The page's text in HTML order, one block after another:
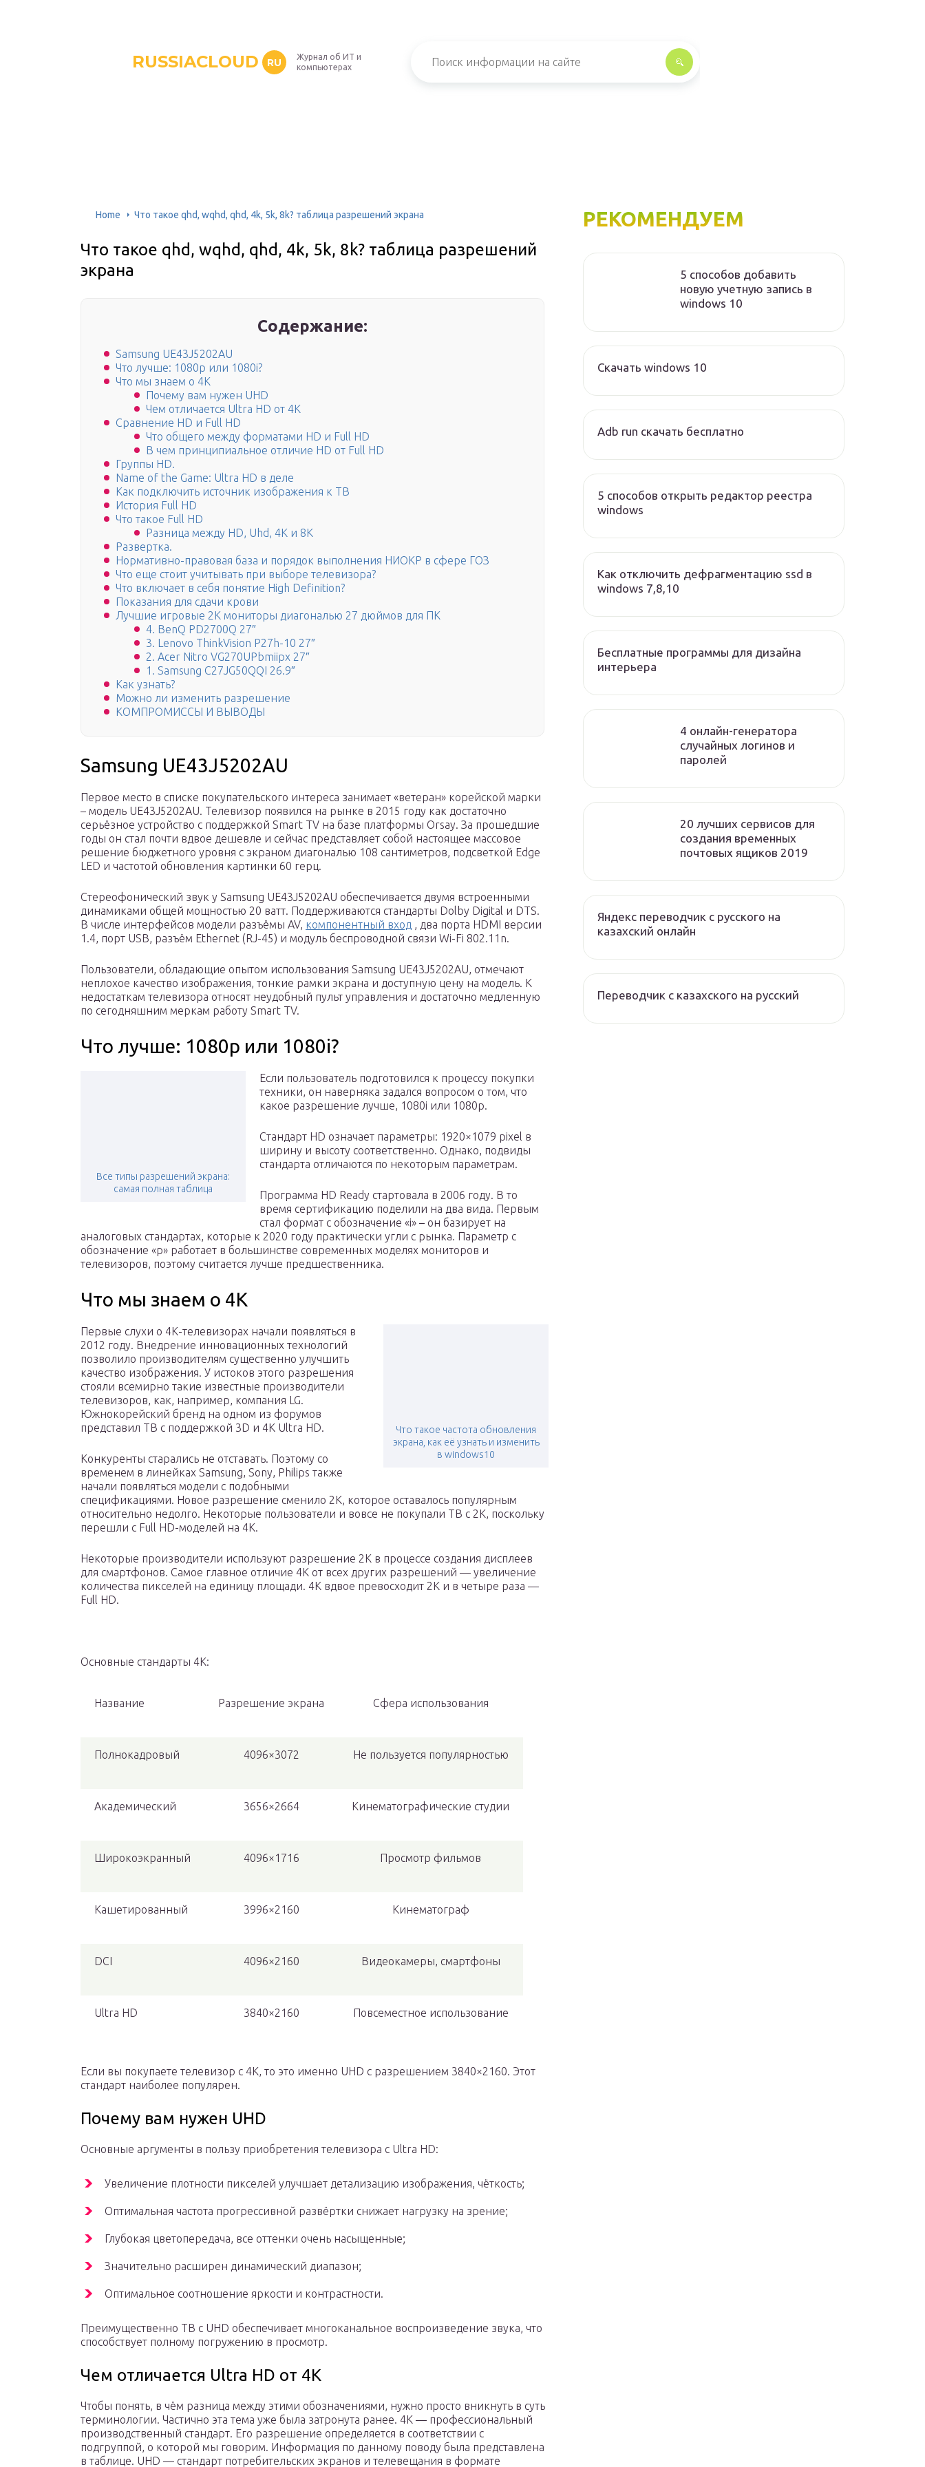
RUSSIACLOUD RU
Журнал об ИТ и
компьютерах
Home Что такое qhd, wqhd, qhd, 4k, 5k, 8k? таблица разрешений экрана
Что такое qhd, wqhd, qhd, 4k, 5k, 8k? таблица разрешений
экрана
Содержание:
Samsung UE43J5202AU
Что лучше: 1080p или 1080i?
Что мы знаем о 4K
Почему вам нужен UHD
Чем отличается Ultra HD от 4K
Сравнение HD и Full HD
Что общего между форматами HD и Full HD
В чем принципиальное отличие HD от Full HD
Группы HD.
Name of the Game: Ultra HD в деле
Как подключить источник изображения к ТВ
История Full HD
Что такое Full HD
Разница между HD, Uhd, 4К и 8К
Развертка.
Нормативно-правовая база и порядок выполнения НИОКР в сфере ГОЗ
Что еще стоит учитывать при выборе телевизора?
Что включает в себя понятие High Definition?
Показания для сдачи крови
Лучшие игровые 2К мониторы диагональю 27 дюймов для ПК
4. BenQ PD2700Q 27″
3. Lenovo ThinkVision P27h-10 27″
2. Acer Nitro VG270UPbmiipx 27″
1. Samsung C27JG50QQI 26.9″
Как узнать?
Можно ли изменить разрешение
КОМПРОМИССЫ И ВЫВОДЫ
Samsung UE43J5202AU
Первое место в списке покупательского интереса занимает «ветеран» корейской марки
– модель UE43J5202AU. Телевизор появился на рынке в 2015 году как достаточно
серьёзное устройство с поддержкой Smart TV на базе платформы Orsay. За прошедшие
годы он стал почти вдвое дешевле и сейчас представляет собой настоящее массовое
решение бюджетного уровня с экраном диагональю 108 сантиметров, подсветкой Edge
LED и частотой обновления картинки 60 герц.
Стереофонический звук у Samsung UE43J5202AU обеспечивается двумя встроенными
динамиками общей мощностью 20 ватт. Поддерживаются стандарты Dolby Digital и DTS.
В числе интерфейсов модели разъёмы AV, компонентный вход , два порта HDMI версии
1.4, порт USB, разъём Ethernet (RJ-45) и модуль беспроводной связи Wi-Fi 802.11n.
Пользователи, обладающие опытом использования Samsung UE43J5202AU, отмечают
неплохое качество изображения, тонкие рамки экрана и доступную цену на модель. К
недостаткам телевизора относят неудобный пульт управления и достаточно медленную
по сегодняшним меркам работу Smart TV.
Что лучше: 1080p или 1080i?
Все типы разрешений экрана:
самая полная таблица
Если пользователь подготовился к процессу покупки
техники, он наверняка задался вопросом о том, что
какое разрешение лучше, 1080i или 1080p.
Стандарт HD означает параметры: 1920×1079 pixel в
ширину и высоту соответственно. Однако, подвиды
стандарта отличаются по некоторым параметрам.
Программа HD Ready стартовала в 2006 году. В то
время сертификацию поделили на два вида. Первым
стал формат с обозначение «i» – он базирует на
аналоговых стандартах, которые к 2020 году практически угли с рынка. Параметр с
обозначение «p» работает в большинстве современных моделях мониторов и
телевизоров, поэтому считается лучше предшественника.
Что мы знаем о 4K
Что такое частота обновления
экрана, как её узнать и изменить
в windows10
Первые слухи о 4К-телевизорах начали появляться в
2012 году. Внедрение инновационных технологий
позволило производителям существенно улучшить
качество изображения. У истоков этого разрешения
стояли всемирно такие известные производители
телевизоров, как, например, компания LG.
Южнокорейский бренд на одном из форумов
представил ТВ с поддержкой 3D и 4K Ultra HD.
Конкуренты старались не отставать. Поэтому со
временем в линейках Samsung, Sony, Philips также
начали появляться модели с подобными
спецификациями. Новое разрешение сменило 2К, которое оставалось популярным
относительно недолго. Некоторые пользователи и вовсе не покупали ТВ с 2К, поскольку
перешли с Full HD-моделей на 4К.
Некоторые производители используют разрешение 2К в процессе создания дисплеев
для смартфонов. Самое главное отличие 4К от всех других разрешений — увеличение
количества пикселей на единицу площади. 4К вдвое превосходит 2К и в четыре раза —
Full HD.
Основные стандарты 4К:
Название Разрешение экрана Сфера использования
Полнокадровый 4096×3072 Не пользуется популярностью
Академический 3656×2664 Кинематографические студии
Широкоэкранный 4096×1716 Просмотр фильмов
Кашетированный 3996×2160 Кинематограф
DCI 4096×2160 Видеокамеры, смартфоны
Ultra HD 3840×2160 Повсеместное использование
Если вы покупаете телевизор с 4К, то это именно UHD с разрешением 3840×2160. Этот
стандарт наиболее популярен.
Почему вам нужен UHD
Основные аргументы в пользу приобретения телевизора с Ultra HD:
Увеличение плотности пикселей улучшает детализацию изображения, чёткость;
Оптимальная частота прогрессивной развёртки снижает нагрузку на зрение;
Глубокая цветопередача, все оттенки очень насыщенные;
Значительно расширен динамический диапазон;
Оптимальное соотношение яркости и контрастности.
Преимущественно ТВ с UHD обеспечивает многоканальное воспроизведение звука, что
способствует полному погружению в просмотр.
Чем отличается Ultra HD от 4K
Чтобы понять, в чём разница между этими обозначениями, нужно просто вникнуть в суть
терминологии. Частично эта тема уже была затронута ранее. 4К — профессиональный
производственный стандарт. Его разрешение определяется в соответствии с
подгруппой, о которой мы говорим. Информация по данному поводу была представлена
в таблице. UHD — стандарт потребительских экранов и телевещания в формате
РЕКОМЕНДУЕМ
5 способов добавить
новую учетную запись в
windows 10
Скачать windows 10
Adb run скачать бесплатно
5 способов открыть редактор реестра
windows
Как отключить дефрагментацию ssd в
windows 7,8,10
Бесплатные программы для дизайна
интерьера
4 онлайн-генератора
случайных логинов и
паролей
20 лучших сервисов для
создания временных
почтовых ящиков 2019
Яндекс переводчик с русского на
казахский онлайн
Переводчик с казахского на русский